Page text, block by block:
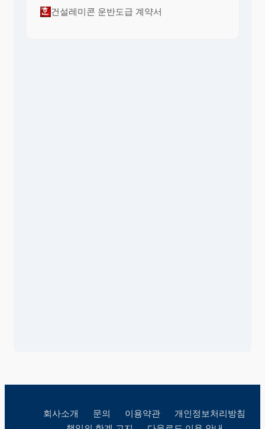
건설레미콘 운반도급 계약서
회사소개 문의 이용약관
개인정보처리방침